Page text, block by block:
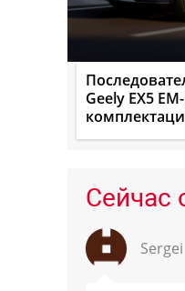
Geely EX5
Сейчас
Sergei